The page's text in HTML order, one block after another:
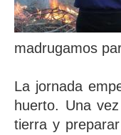
madrugamos
La jornada
huerto. Una
tierra y